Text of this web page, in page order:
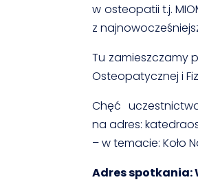
w osteopatii t.j.
z
Tu zamieszczamy
Osteopatycznej i
Chęć
na adres:
– w temacie: Koło
Adres spotkania: